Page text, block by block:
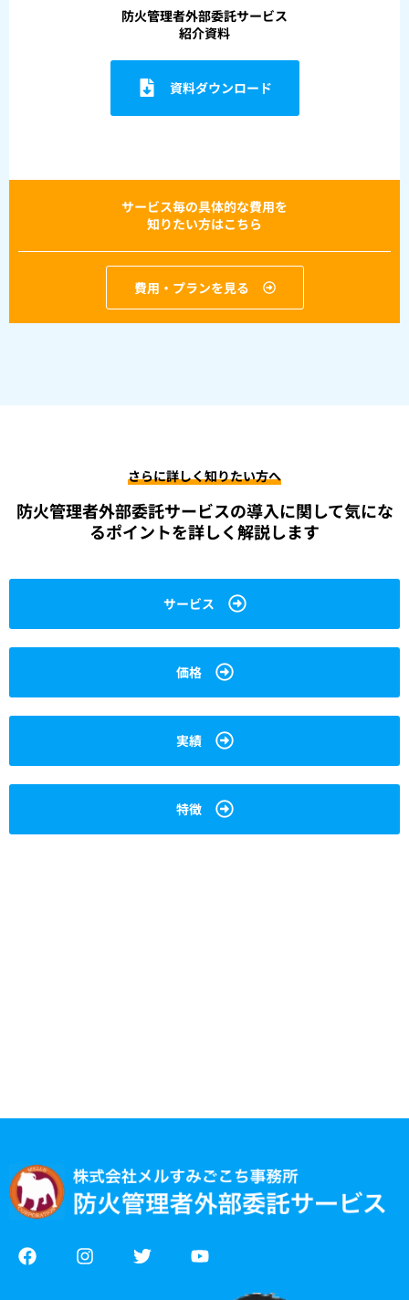
防火管理者外部委託サービス
紹介資料
資料ダウンロード
サービス毎の具体的な費用を
知りたい方はこちら
費用・プランを見る
さらに詳しく知りたい方へ
防火管理者外部委託サービスの導入に関して気にな
るポイントを詳しく解説します
サービス
価格
実績
特徴
F
a
I
n
T
w
Y
o